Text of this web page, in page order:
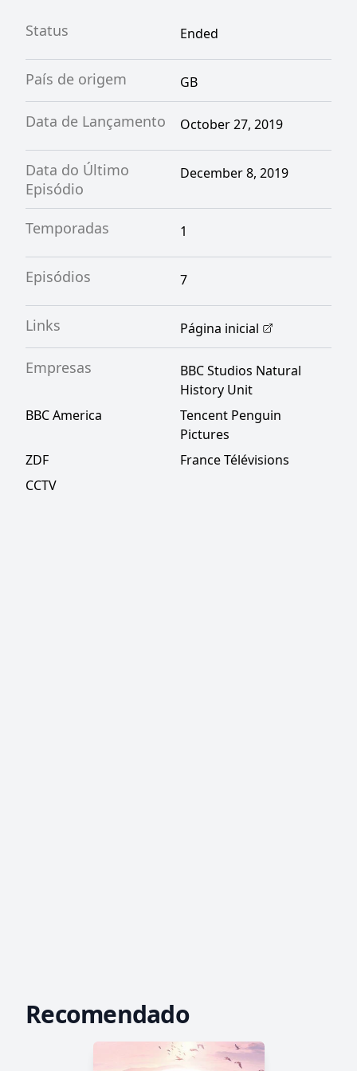
Status Ended
País de origem GB
Data de Lançamento October 27, 2019
Data do Último
Episódio
December 8, 2019
Temporadas 1
Episódios 7
Links Página inicial
Empresas
BBC Studios Natural
History Unit
BBC America
Tencent Penguin
Pictures
ZDF
France Télévisions
CCTV
Recomendado